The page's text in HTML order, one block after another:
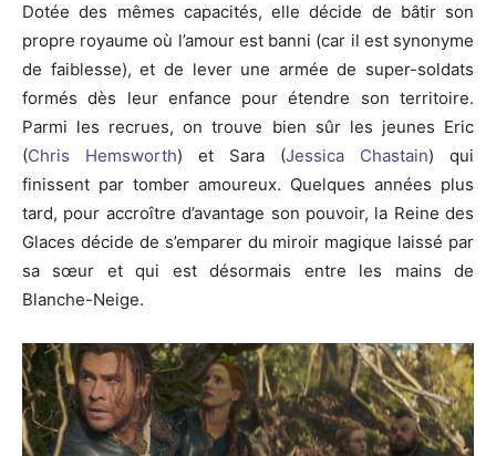
Dotée des mêmes capacités, elle décide de bâtir son
propre royaume où l’amour est banni (car il est synonyme
de faiblesse), et de lever une armée de super-soldats
formés dès leur enfance pour étendre son territoire.
Parmi les recrues, on trouve bien sûr les jeunes Eric
(Chris Hemsworth) et Sara (Jessica Chastain) qui
finissent par tomber amoureux. Quelques années plus
tard, pour accroître d’avantage son pouvoir, la Reine des
Glaces décide de s’emparer du miroir magique laissé par
sa sœur et qui est désormais entre les mains de
Blanche-Neige.